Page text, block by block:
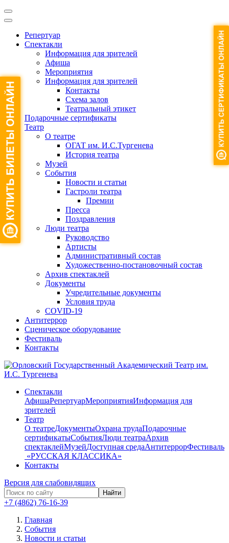
Репертуар
Спектакли
Информация для зрителей
Афиша
Мероприятия
Информация для зрителей
Контакты
Схема залов
Театральный этикет
Подарочные сертификаты
Театр
О театре
ОГАТ им. И.С.Тургенева
История театра
Музей
События
Новости и статьи
Гастроли театра
Премии
Пресса
Поздравления
Люди театра
Руководство
Артисты
Административный состав
Художественно-постановочный состав
Архив спектаклей
Документы
Учредительные документы
Условия труда
COVID-19
Антитеррор
Сценическое оборудование
Фестиваль
Контакты
Спектакли
АфишаРепертуарМероприятияИнформация для
зрителей
Театр
О театреДокументыОхрана трудаПодарочные
сертификатыСобытияЛюди театраАрхив
спектаклейМузейДоступная средаАнтитеррорФестиваль
​ «РУССКАЯ КЛАССИКА»
Контакты
Версия для слабовидящих
Найти
+7 (4862) 76-16-39
Главная
События
Новости и статьи